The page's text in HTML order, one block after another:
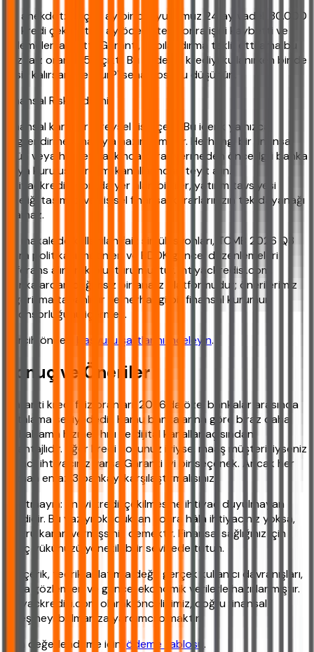
Bir anekdot: Geçen ay bir okuyucumuz 24 ay vadeli 30.000
TL kredi çekmişti. 6 ay ödedikten sonra işini kaybetti ve
ödemeleri aksattı. Garanti, yapılandırma teklif etti ama bu
kez faiz oranı %5'e çıktı. Bu nedenle krediyi kullanırken bir de
'işsiz kalırsam ne olur?' senaryosunu düşünün.
Finansal Risk Bildirimi
Finansal kararlar bireysel risk içerir. Bu içerik yalnızca
bilgilendirme amacıyla hazırlanmıştır. Herhangi bir finansal
ürün veya hizmet hakkında karar vermeden önce ilgili banka
veya kuruluşun resmi kanallarından teyit alın.
ihtiyackredisi.com'da yer alan bilgiler, yatırım tavsiyesi
niteliği taşımaz ve kişisel finansal kararlarınızın tek dayanağı
olamaz.
Bu makalede kullanılan faiz simülasyonları, TCMB 2026 Q3
para politikası metinleri ve BDDK güncel düzenlemeleri
referans alınarak oluşturulmuştur. ihtiyackredisi.com,
bankalardan bağımsız bir analiz platformudur; önerilerimiz
algoritma tabanlıdır ve herhangi bir finansal kurumun
sponsorluğunu içermez.
Tercih öncesi
başvuru şartlarını inceleyin.
Sonuç ve Öneriler
Garanti kredi faiz oranları, 2026'da özel bankalar arasında
ortalama seviyededir. Kamu bankalarına göre biraz daha
pahalı ama hizmet hızı ve dijital kanallar açısından
avantajlıdır. Eğer kredi notunuz iyiyse, maaş müşterisiyseniz
ve acil ihtiyacınız varsa Garanti iyi bir seçenek. Ancak her
zaman en az 3 bankayı karşılaştırmalısınız.
Unutmayın: En iyi kredi, çekilmesine ihtiyaç duyulmayan
kredidir. Bu yazıyı okuduktan sonra hâlâ ihtiyacınız yoksa,
doğru kararı vermişsiniz demektir. Finansal sağlığınız için
borç yükünüzü yönetilebilir seviyede tutun.
Bu içerik, teorik anlatımla değil; gerçek kullanıcı davranışları,
saha gözlemleri ve güncel ekonomik verilerle hazırlanmıştır.
ihtiyackredisi.com olarak önceliğimiz, doğru finansal
eşleşmeyi bulmanıza yardımcı olmaktır.
Son değerlendirme için, ödeme tablosu .